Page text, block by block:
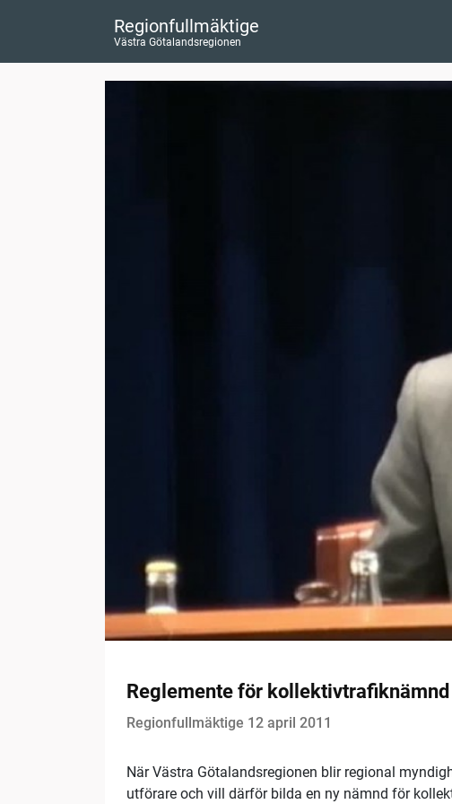
Regionfullmäktige
Västra Götalandsregionen
Reglemente för kollektivtrafiknämnd
Regionfullmäktige 12 april 2011
När Västra Götalandsregionen blir regional
utförare och vill därför bilda en ny nämnd för